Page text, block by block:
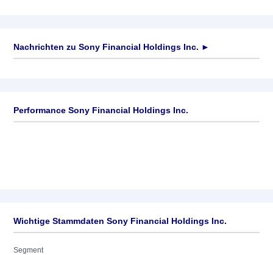
Nachrichten zu Sony Financial Holdings Inc. ►
Performance Sony Financial Holdings Inc.
Wichtige Stammdaten Sony Financial Holdings Inc.
Segment